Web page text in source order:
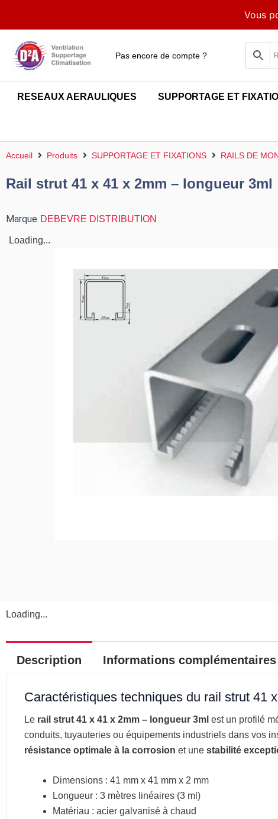
Vous
Pas encore de compte ?
RESEAUX AERAULIQUES SUPPORTAGE ET
Accueil Produits SUPPORTAGE ET FIXATIONS RAILS DE
Rail strut 41 x 41 x 2mm – longueur 3ml
Marque DEBEVRE DISTRIBUTION
Loading...
Loading...
Description Informations complémentaires
Caractéristiques techniques du rail strut 41
Le rail strut 41 x 41 x 2mm – longueur 3ml est un profilé
conduits, tuyauteries ou équipements industriels dans vos
résistance optimale à la corrosion et une stabilité
Dimensions : 41 mm x 41 mm x 2 mm
Longueur : 3 mètres linéaires (3 ml)
Matériau : acier galvanisé à chaud